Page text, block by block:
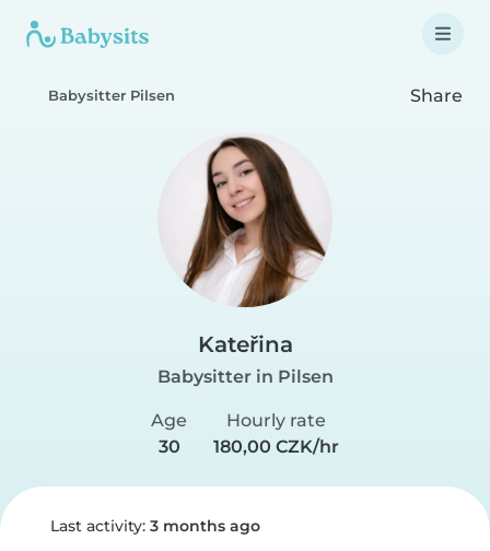
Babysitter Pilsen Share
Kateřina
Babysitter in Pilsen
Age
30
Hourly rate
180,00 CZK/hr
Last activity: 3 months ago